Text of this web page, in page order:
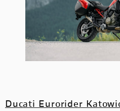
Ducati Eurorider